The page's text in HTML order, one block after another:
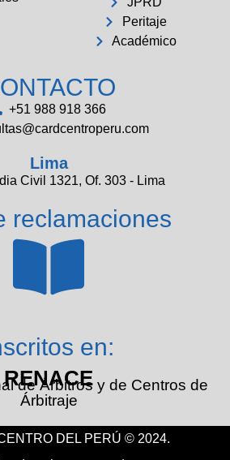
Peritaje
Académico
+51 988 918 366
Lima
Civil 1321, Of. 303 - Lima
reclamaciones
en:
RENACE
de Árbitros y de Centros de
Árbitraje
DEL PERÚ © 2024.